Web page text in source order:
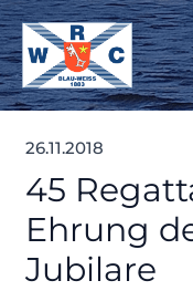
Zum
Inhalt
springen
26.11.2018
45
Ehrung
Jubilare